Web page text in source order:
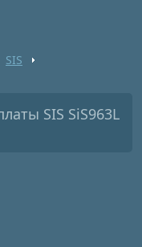
SIS
SIS SiS963L